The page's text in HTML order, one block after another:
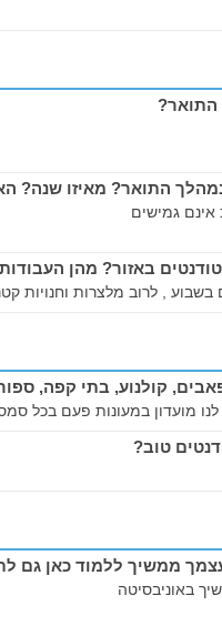
התואר?
התואר? מאיזו שנה?
גמישים
באזור? מהן
קולנוע, בתי קפה,
מועדון במעונות פעם בכל
טוב?
ממשיך ללמוד כאן גם
באוניבסיטה